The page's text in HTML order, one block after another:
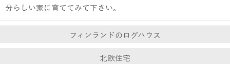
分らしい家に育ててみて下さい。
フィンランドのログハウス
北欧住宅